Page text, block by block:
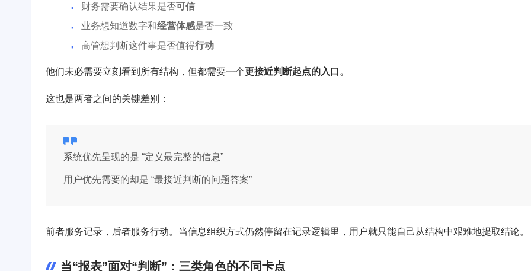
财务需要确认结果是否可信
业务想知道数字和经营体感是否一致
高管想判断这件事是否值得行动
他们未必需要立刻看到所有结构，但都需要一个更接近判断起点的入口。
这也是两者之间的关键差别：
系统优先呈现的是 “定义最完整的信息”
用户优先需要的却是 “最接近判断的问题答案”
前者服务记录，后者服务行动。当信息组织方式仍然停留在记录逻辑里，用户就只能自己从结构中艰难地提取结论。
当“报表”面对“判断”：三类角色的不同卡点